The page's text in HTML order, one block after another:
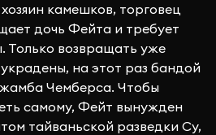
камешков, торговец
дочь Фейта и требует
Только возвращать уже
на этот раз бандой
Чемберса. Чтобы
самому, Фейт вынужден
тайваньской разведки Су,